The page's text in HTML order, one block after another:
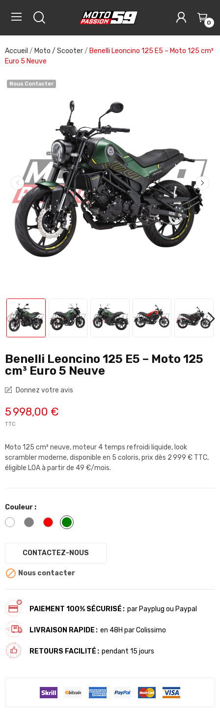
0
Accueil Moto / Scooter
Benelli Leoncino 125 E5 – Moto 125 cm³
Euro 5 Neuve
Nous Contacter
Benelli Leoncino 125 E5 – Moto 125
cm³ Euro 5 Neuve
Donnez votre avis
5 998,00 €
TTC
Moto 125 cm³ neuve, moteur 4 temps refroidi liquide, look
scrambler moderne, disponible en 5 coloris, prix dès 2 999 € TTC,
éligible LOA à partir de 49 €/mois.
Couleur :
Blanc
Gris RougeVert
CONTACTEZ-NOUS
 Nous contacter
PAIEMENT 100% SÉCURISÉ par Payplug ou Paypal
LIVRAISON RAPIDE en 48H par Colissimo
RETOURS FACILITÉ pendant 15 jours